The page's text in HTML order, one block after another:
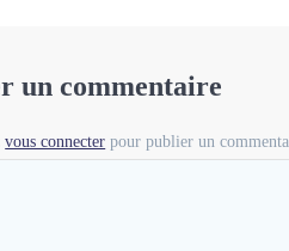
un commentaire
vous connecter pour publier un